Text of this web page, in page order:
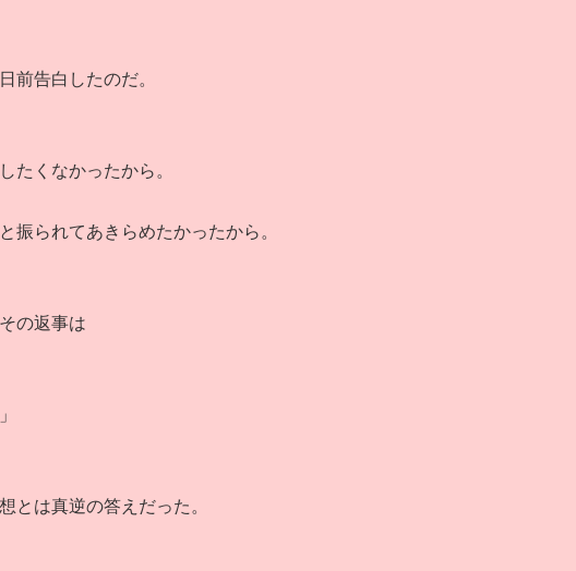
前告白したのだ。
たくなかったから。
振られてあきらめたかったから。
の返事は
とは真逆の答えだった。